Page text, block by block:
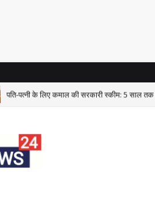
पति-पत्नी के लिए कमाल की सरकारी स्कीम: 5 साल